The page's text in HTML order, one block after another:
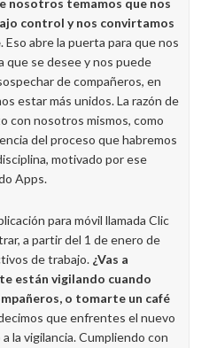
nosotros temamos que nos
control y nos convirtamos
. Eso abre la puerta para que nos
que se desee y nos puede
de compañeros, en
estar más unidos. La razón de
con nosotros mismos, como
del proceso que habremos
motivado por ese
Apps.
para móvil llamada Clic
a partir del 1 de enero de
de trabajo. ¿Vas a
están vigilando cuando
o tomarte un café
que enfrentes el nuevo
la vigilancia. Cumpliendo con